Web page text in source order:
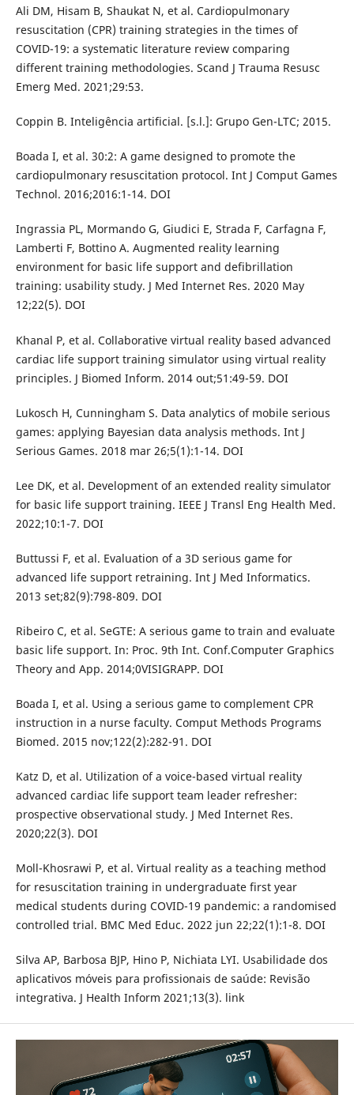
Ali DM, Hisam B, Shaukat N, et al. Cardiopulmonary
resuscitation (CPR) training strategies in the times of
COVID-19: a systematic literature review comparing
different training methodologies. Scand J Trauma Resusc
Emerg Med. 2021;29:53.
Coppin B. Inteligência artificial. [s.l.]: Grupo Gen-LTC; 2015.
Boada I, et al. 30:2: A game designed to promote the
cardiopulmonary resuscitation protocol. Int J Comput Games
Technol. 2016;2016:1-14. DOI
Ingrassia PL, Mormando G, Giudici E, Strada F, Carfagna F,
Lamberti F, Bottino A. Augmented reality learning
environment for basic life support and defibrillation
training: usability study. J Med Internet Res. 2020 May
12;22(5). DOI
Khanal P, et al. Collaborative virtual reality based advanced
cardiac life support training simulator using virtual reality
principles. J Biomed Inform. 2014 out;51:49-59. DOI
Lukosch H, Cunningham S. Data analytics of mobile serious
games: applying Bayesian data analysis methods. Int J
Serious Games. 2018 mar 26;5(1):1-14. DOI
Lee DK, et al. Development of an extended reality simulator
for basic life support training. IEEE J Transl Eng Health Med.
2022;10:1-7. DOI
Buttussi F, et al. Evaluation of a 3D serious game for
advanced life support retraining. Int J Med Informatics.
2013 set;82(9):798-809. DOI
Ribeiro C, et al. SeGTE: A serious game to train and evaluate
basic life support. In: Proc. 9th Int. Conf.Computer Graphics
Theory and App. 2014;0VISIGRAPP. DOI
Boada I, et al. Using a serious game to complement CPR
instruction in a nurse faculty. Comput Methods Programs
Biomed. 2015 nov;122(2):282-91. DOI
Katz D, et al. Utilization of a voice-based virtual reality
advanced cardiac life support team leader refresher:
prospective observational study. J Med Internet Res.
2020;22(3). DOI
Moll-Khosrawi P, et al. Virtual reality as a teaching method
for resuscitation training in undergraduate first year
medical students during COVID-19 pandemic: a randomised
controlled trial. BMC Med Educ. 2022 jun 22;22(1):1-8. DOI
Silva AP, Barbosa BJP, Hino P, Nichiata LYI. Usabilidade dos
aplicativos móveis para profissionais de saúde: Revisão
integrativa. J Health Inform 2021;13(3). link